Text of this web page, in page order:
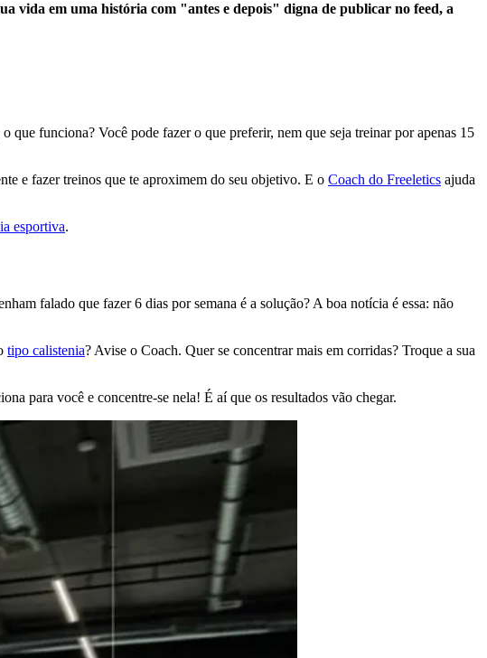
vida em uma história com "antes e depois" digna de publicar no feed, a
que funciona? Você pode fazer o que preferir, nem que seja treinar por apenas 15
e fazer treinos que te aproximem do seu objetivo. E o Coach do Freeletics ajuda
esportiva.
falado que fazer 6 dias por semana é a solução? A boa notícia é essa: não
tipo calistenia? Avise o Coach. Quer se concentrar mais em corridas? Troque a sua
para você e concentre-se nela! É aí que os resultados vão chegar.